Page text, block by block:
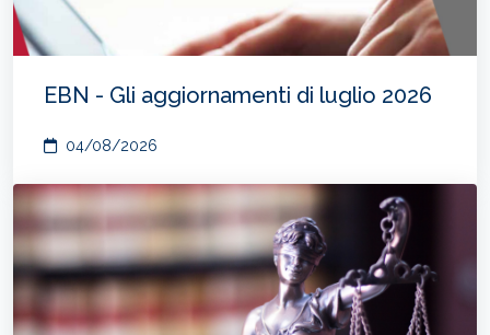
EBN - Gli aggiornamenti di luglio 2026
04/08/2026